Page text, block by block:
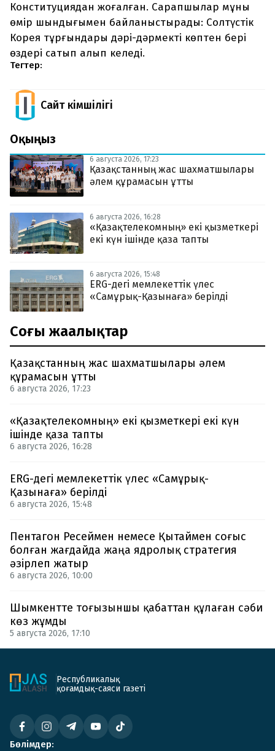
Конституциядан жоғалған. Сарапшылар мұны
өмір шындығымен байланыстырады: Солтүстік
Корея тұрғындары дәрі-дәрмекті көптен бері
өздері сатып алып келеді.
Тегтер:
Сайт Әкімшілігі
Оқыңыз
6 августа 2026, 17:23
Қазақстанның жас шахматшылары
әлем құрамасын ұтты
6 августа 2026, 16:28
«Қазақтелекомның» екі қызметкері
екі күн ішінде қаза тапты
6 августа 2026, 15:48
ERG-дегі мемлекеттік үлес
«Самұрық-Қазынаға» берілді
Соңғы жаңалықтар
Қазақстанның жас шахматшылары әлем
құрамасын ұтты
6 августа 2026, 17:23
«Қазақтелекомның» екі қызметкері екі күн
ішінде қаза тапты
6 августа 2026, 16:28
ERG-дегі мемлекеттік үлес «Самұрық-
Қазынаға» берілді
6 августа 2026, 15:48
Пентагон Ресеймен немесе Қытаймен соғыс
болған жағдайда жаңа ядролық стратегия
әзірлеп жатыр
6 августа 2026, 10:00
Шымкентте тоғызыншы қабаттан құлаған сәби
көз жұмды
5 августа 2026, 17:10
Республикалық
қоғамдық-саяси газеті
Бөлімдер: